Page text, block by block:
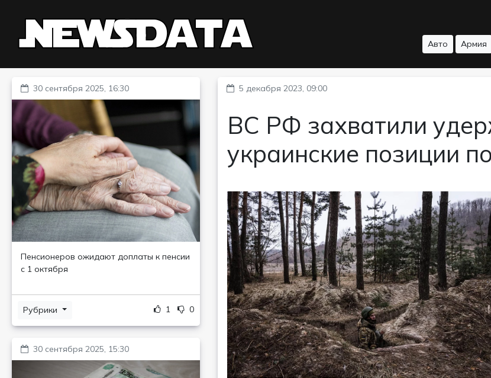
Авто Армия
30 сентября 2025, 16:30
Пенсионеров ожидают доплаты к пенсии
с 1 октября
Рубрики 1 0
30 сентября 2025, 15:30
5 декабря 2023, 09:00
ВС РФ захватили
украинские позиции